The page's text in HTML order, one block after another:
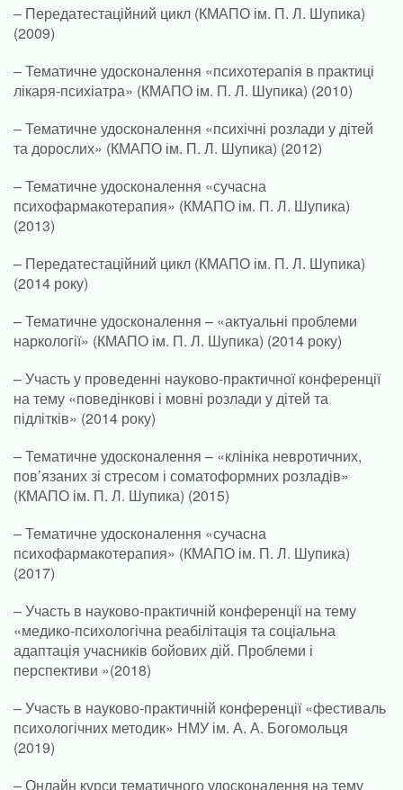
– Передатестаційний цикл (КМАПО ім. П. Л. Шупика)
(2009)
– Тематичне удосконалення «психотерапія в практиці
лікаря-психіатра» (КМАПО ім. П. Л. Шупика) (2010)
– Тематичне удосконалення «психічні розлади у дітей
та дорослих» (КМАПО ім. П. Л. Шупика) (2012)
– Тематичне удосконалення «сучасна
психофармакотерапия» (КМАПО ім. П. Л. Шупика)
(2013)
– Передатестаційний цикл (КМАПО ім. П. Л. Шупика)
(2014 року)
– Тематичне удосконалення – «актуальні проблеми
наркології» (КМАПО ім. П. Л. Шупика) (2014 року)
– Участь у проведенні науково-практичної конференції
на тему «поведінкові і мовні розлади у дітей та
підлітків» (2014 року)
– Тематичне удосконалення – «клініка невротичних,
пов’язаних зі стресом і соматоформних розладів»
(КМАПО ім. П. Л. Шупика) (2015)
– Тематичне удосконалення «сучасна
психофармакотерапия» (КМАПО ім. П. Л. Шупика)
(2017)
– Участь в науково-практичній конференції на тему
«медико-психологічна реабілітація та соціальна
адаптація учасників бойових дій. Проблеми і
перспективи »(2018)
– Участь в науково-практичній конференції «фестиваль
психологічних методик» НМУ ім. А. А. Богомольця
(2019)
– Онлайн курси тематичного удосконалення на тему